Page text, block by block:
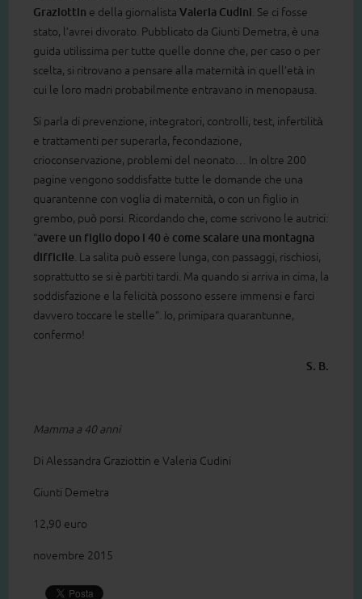
Graziottin e della giornalista Valeria Cudini . Se ci fosse
stato, l’avrei divorato. Pubblicato da Giunti Demetra, è una
guida utilissima per tutte quelle donne che, per caso o per
scelta, si ritrovano a pensare alla maternità in quell’età in
cui le loro madri probabilmente entravano in menopausa.
Si parla di prevenzione, integratori, controlli, test, infertilità
e trattamenti per superarla, fecondazione,
crioconservazione, problemi del neonato… In oltre 200
pagine vengono soddisfatte tutte le domande che una
quarantenne con voglia di maternità, o con un figlio in
grembo, può porsi. Ricordando che, come scrivono le autrici:
“avere un figlio dopo i 40 è come scalare una montagna
difficile . La salita può essere lunga, con passaggi, rischiosi,
soprattutto se si è partiti tardi. Ma quando si arriva in cima, la
soddisfazione e la felicità possono essere immensi e farci
davvero toccare le stelle”. Io, primipara quarantunne,
confermo!
S. B.
Mamma a 40 anni
Di Alessandra Graziottin e Valeria Cudini
Giunti Demetra
12,90 euro
novembre 2015